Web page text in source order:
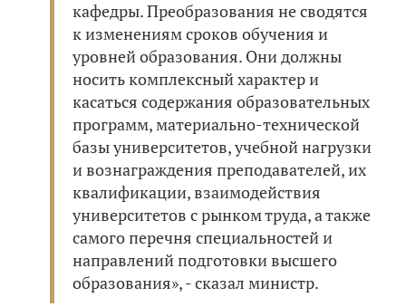
кафедры. Преобразования не сводятся
к изменениям сроков обучения и
уровней образования. Они должны
носить комплексный характер и
касаться содержания образовательных
программ, материально-технической
базы университетов, учебной нагрузки
и вознаграждения преподавателей, их
квалификации, взаимодействия
университетов с рынком труда, а также
самого перечня специальностей и
направлений подготовки высшего
образования», - сказал министр.